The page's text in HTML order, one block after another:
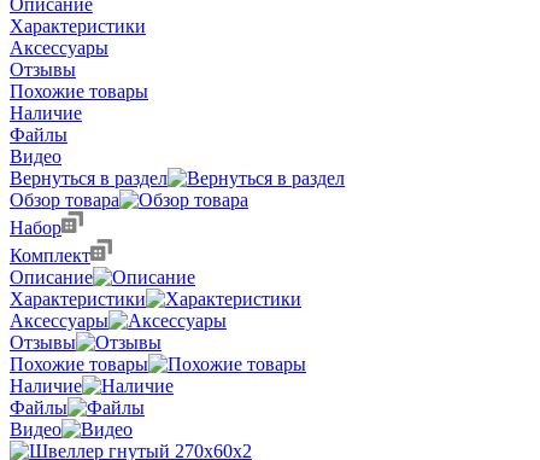
Характеристики
Аксессуары
Отзывы
Похожие товары
Наличие
Файлы
Видео
Вернуться в раздел
Обзор товара
Набор
Комплект
Описание
Характеристики
Аксессуары
Отзывы
Похожие товары
Наличие
Файлы
Видео